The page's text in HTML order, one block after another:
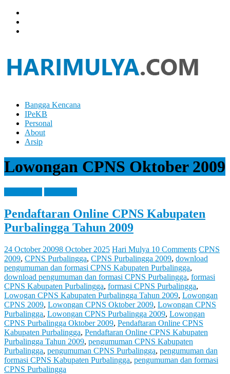
Skip
content
Hari
Mulya
Brain
Can
Analyze
Right
Brain
Let
Feel
It
Bangga Kencana
IPeKB
Personal
About
Arsip
Lowongan CPNS Oktober 2009
Pendaftaran Online CPNS Kabupaten
Purbalingga Tahun 2009
24 October 20098 October 2025 Hari Mulya 10 Comments CPNS
2009, CPNS Purbalingga, CPNS Purbalingga 2009, download
pengumuman dan formasi CPNS Kabupaten Purbalingga,
download pengumuman dan formasi CPNS Purbalingga, formasi
CPNS Kabupaten Purbalingga, formasi CPNS Purbalingga,
Lowogan CPNS Kabupaten Purbalingga Tahun 2009, Lowongan
CPNS 2009, Lowongan CPNS Oktober 2009, Lowongan CPNS
Purbalingga, Lowongan CPNS Purbalingga 2009, Lowongan
CPNS Purbalingga Oktober 2009, Pendaftaran Online CPNS
Kabupaten Purbalingga, Pendaftaran Online CPNS Kabupaten
Purbalingga Tahun 2009, pengumuman CPNS Kabupaten
Purbalingga, pengumuman CPNS Purbalingga, pengumuman dan
formasi CPNS Kabupaten Purbalingga, pengumuman dan formasi
CPNS Purbalingga